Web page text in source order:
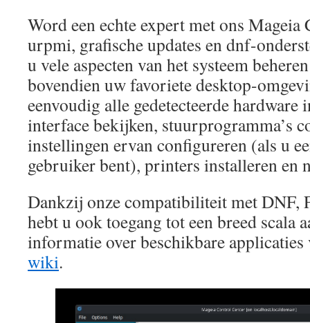
Word een echte expert met ons
urpmi, grafische updates en dnf-
u vele aspecten van het systeem
bovendien uw favoriete desktop-
eenvoudig alle gedetecteerde hardware
interface bekijken, stuurprogramma’s
instellingen ervan configureren (als u
gebruiker bent), printers installeren en
Dankzij onze compatibiliteit met DNF,
hebt u ook toegang tot een breed scala
informatie over beschikbare
wiki.